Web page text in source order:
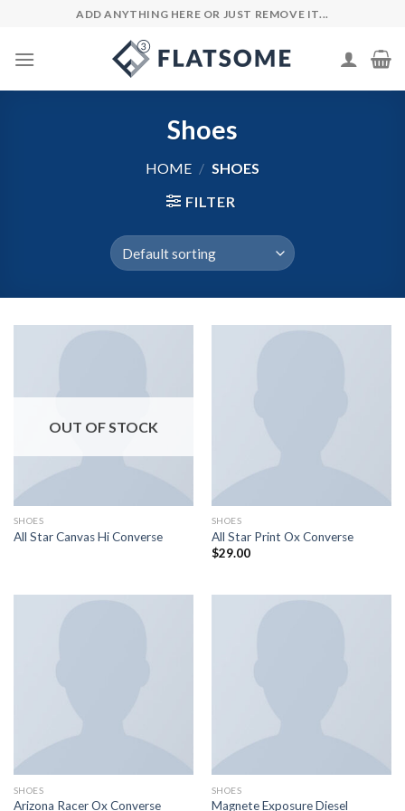
content
ADD ANYTHING HERE OR JUST REMOVE IT...
Shoes
HOME / SHOES
FILTER
OUT OF STOCK
SHOES
All Star Canvas Hi Converse
SHOES
All Star Print Ox Converse
$29.00
SHOES
Arizona Racer Ox Converse
SHOES
Magnete Exposure Diesel